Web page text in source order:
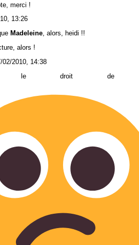
merci !
13:26
Madeleine, alors, heidi !!
alors !
02/2010, 14:38
droit de